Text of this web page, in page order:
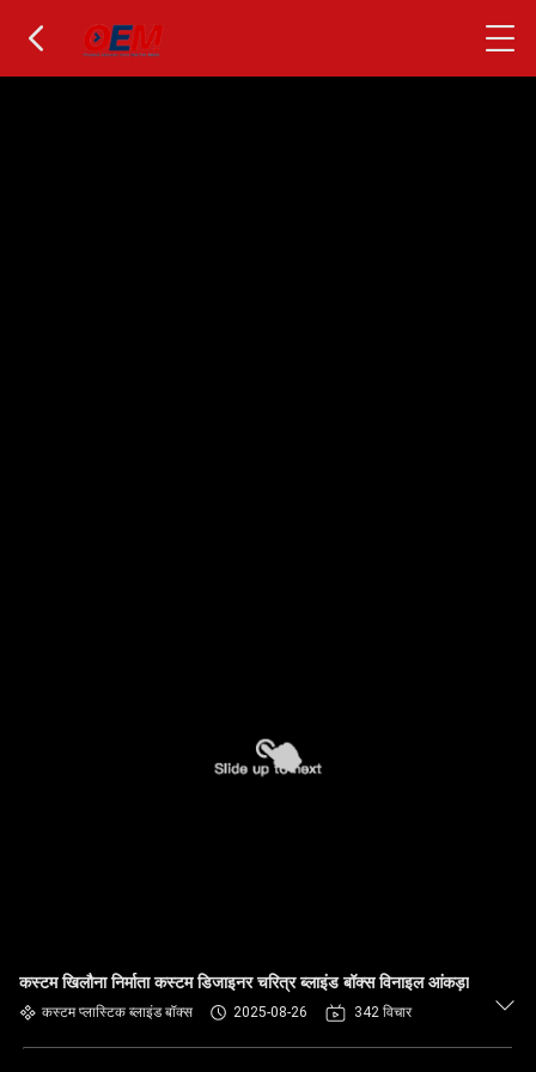
कस्टम खिलौना निर्माता कस्टम डिजाइनर चरित्र ब्लाइंड बॉक्स विनाइल आंकड़ा
कस्टम प्लास्टिक ब्लाइंड बॉक्स 2025-08-26 342 विचार